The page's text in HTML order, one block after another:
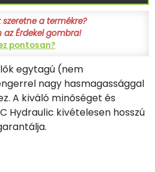
a termékre?
az Érdekel gombra!
pontosan?
egytagú (nem
nagy hasmagassággal
A kiváló minőséget és
Hydraulic kivételesen hosszú